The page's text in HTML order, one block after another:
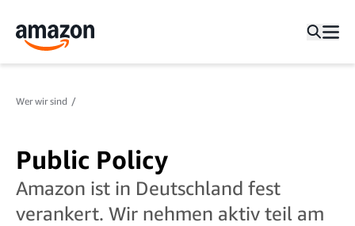
Wer wir sind
Public Policy
Amazon ist in Deutschland fest
verankert. Wir nehmen aktiv teil am